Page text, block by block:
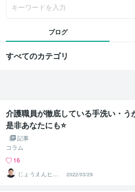
ブログ
すべてのカテゴリ
介護職員が徹底している手洗い・う
是非あなたにも⭐
記事
コラム
16
じょうえんヒカ
ル⭐️介護業界の救
世主
2022/03/29